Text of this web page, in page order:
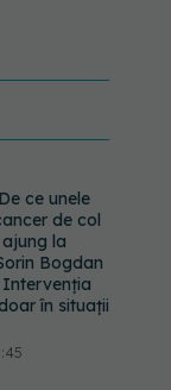
De ce unele
de col
la
Bogdan
Intervenția
în situații